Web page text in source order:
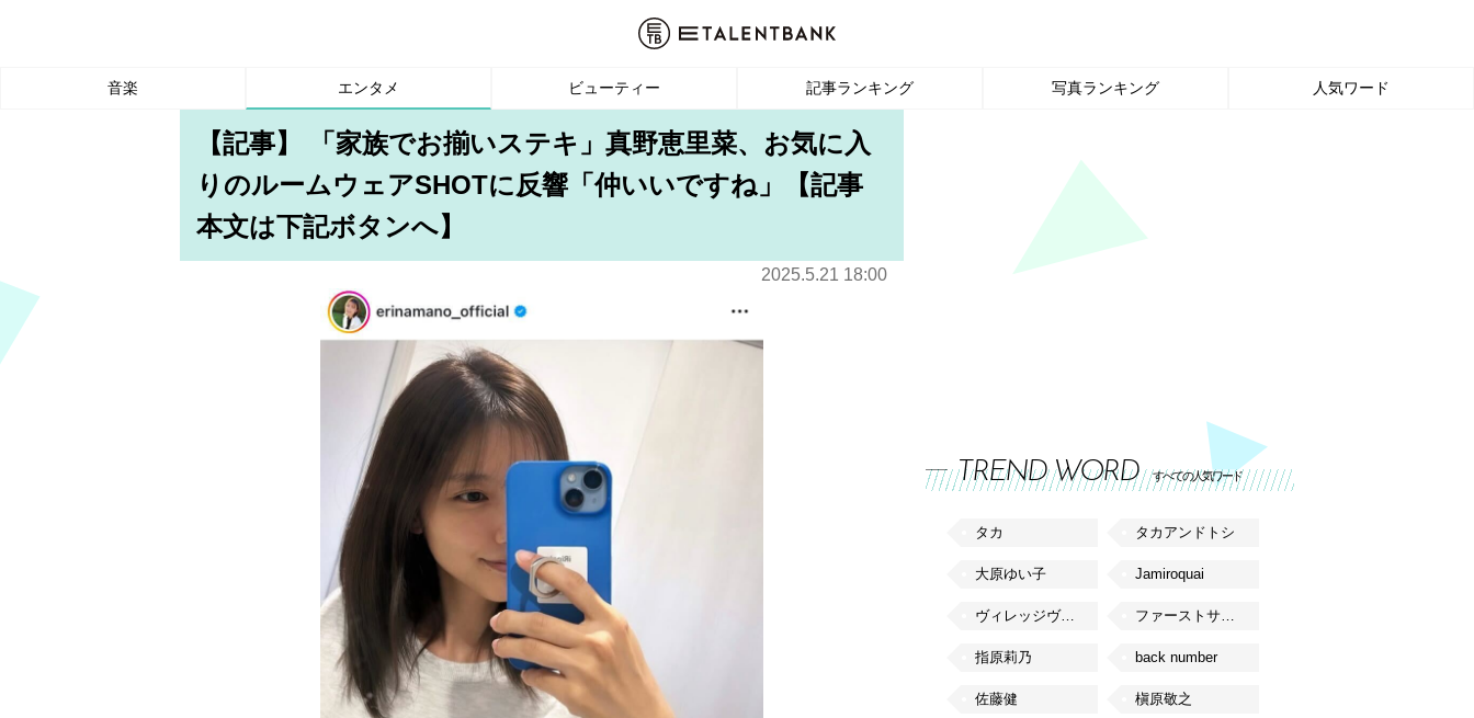
音楽 エンタメ ビューティー 記事ランキング 写真ランキング 人気ワード
【記事】 「家族でお揃いステキ」真野恵里菜、お気に入
りのルームウェアSHOTに反響「仲いいですね」【記事
本文は下記ボタンへ】
2025.5.21 18:00
TREND WORD すべての人気ワード
タカ タカアンドトシ
大原ゆい子 Jamiroquai
ヴィレッジヴァンガード ファーストサマーウイカ
指原莉乃 back number
佐藤健 槇原敬之